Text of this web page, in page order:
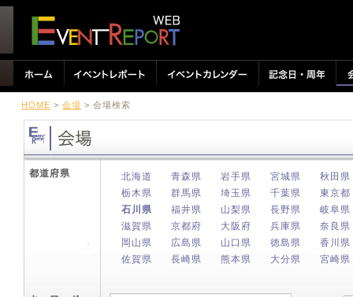
HOME > 会場 > 会場検索
都道府県 北海道 青森県 岩手県 宮城県
秋田県
栃木県
群馬県 埼玉県 千葉県
東京都
石川県
福井県 山梨県 長野県
岐阜県
滋賀県
京都府 大阪府 兵庫県
奈良県
岡山県
広島県 山口県 徳島県
香川県
佐賀県
長崎県 熊本県 大分県 宮崎県